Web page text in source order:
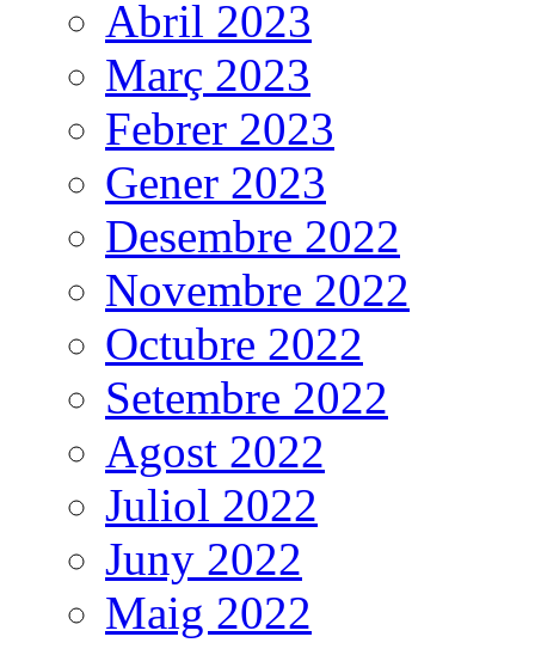
Abril 2023
Març 2023
Febrer 2023
Gener 2023
Desembre 2022
Novembre 2022
Octubre 2022
Setembre 2022
Agost 2022
Juliol 2022
Juny 2022
Maig 2022